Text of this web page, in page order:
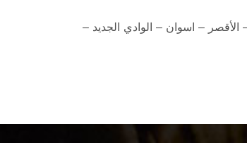
– اسوان – الوادي الجديد –